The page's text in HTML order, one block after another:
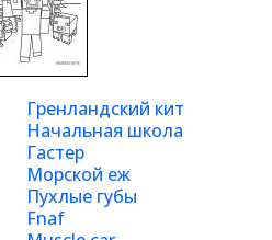
Гренландский кит
Начальная школа
Гастер
Морской еж
Пухлые губы
Fnaf